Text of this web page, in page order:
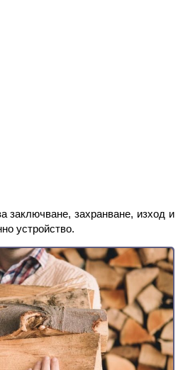
заключване, захранване, изход и
устройство.